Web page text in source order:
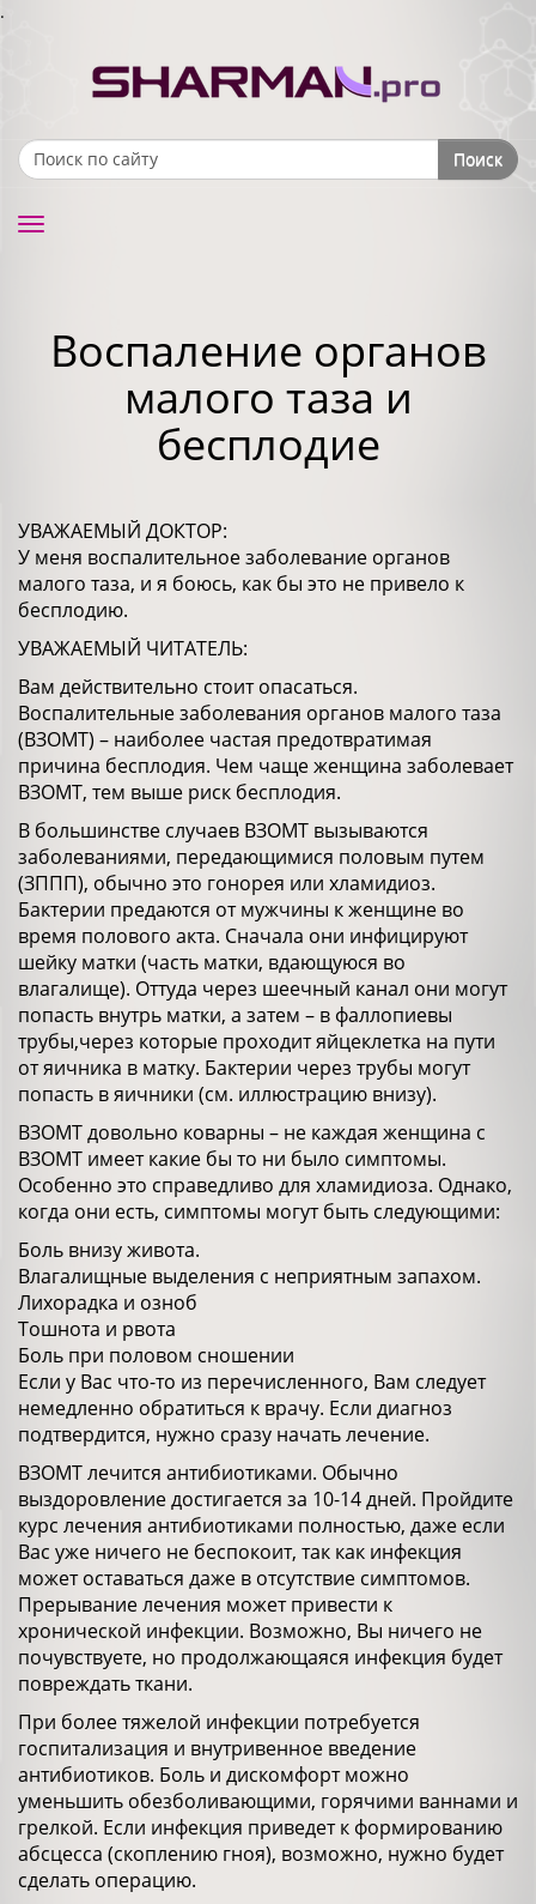
.
Search form Поиск
Toggle
Воспаление органов
малого таза и
бесплодие
УВАЖАЕМЫЙ ДОКТОР:
У меня воспалительное заболевание органов
малого таза, и я боюсь, как бы это не привело к
бесплодию.
УВАЖАЕМЫЙ ЧИТАТЕЛЬ:
Вам действительно стоит опасаться.
Воспалительные заболевания органов малого таза
(ВЗОМТ) – наиболее частая предотвратимая
причина бесплодия. Чем чаще женщина заболевает
ВЗОМТ, тем выше риск бесплодия.
В большинстве случаев ВЗОМТ вызываются
заболеваниями, передающимися половым путем
(ЗППП), обычно это гонорея или хламидиоз.
Бактерии предаются от мужчины к женщине во
время полового акта. Сначала они инфицируют
шейку матки (часть матки, вдающуюся во
влагалище). Оттуда через шеечный канал они могут
попасть внутрь матки, а затем – в фаллопиевы
трубы,через которые проходит яйцеклетка на пути
от яичника в матку. Бактерии через трубы могут
попасть в яичники (см. иллюстрацию внизу).
ВЗОМТ довольно коварны – не каждая женщина с
ВЗОМТ имеет какие бы то ни было симптомы.
Особенно это справедливо для хламидиоза. Однако,
когда они есть, симптомы могут быть следующими:
Боль внизу живота.
Влагалищные выделения с неприятным запахом.
Лихорадка и озноб
Тошнота и рвота
Боль при половом сношении
Если у Вас что-то из перечисленного, Вам следует
немедленно обратиться к врачу. Если диагноз
подтвердится, нужно сразу начать лечение.
ВЗОМТ лечится антибиотиками. Обычно
выздоровление достигается за 10-14 дней. Пройдите
курс лечения антибиотиками полностью, даже если
Вас уже ничего не беспокоит, так как инфекция
может оставаться даже в отсутствие симптомов.
Прерывание лечения может привести к
хронической инфекции. Возможно, Вы ничего не
почувствуете, но продолжающаяся инфекция будет
повреждать ткани.
При более тяжелой инфекции потребуется
госпитализация и внутривенное введение
антибиотиков. Боль и дискомфорт можно
уменьшить обезболивающими, горячими ваннами и
грелкой. Если инфекция приведет к формированию
абсцесса (скоплению гноя), возможно, нужно будет
сделать операцию.